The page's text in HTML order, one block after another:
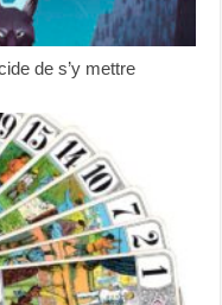
de s’y mettre